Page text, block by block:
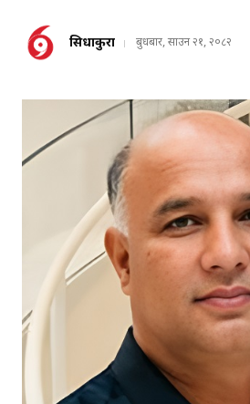
सिधाकुरा बुधबार, साउन २१, २०८२